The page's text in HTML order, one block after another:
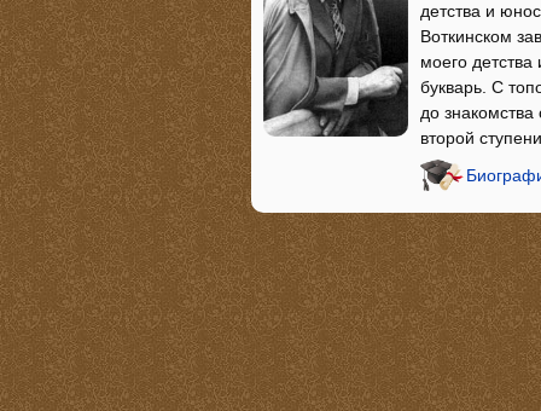
детства и
Воткинском
моего
букварь. С
до
второй